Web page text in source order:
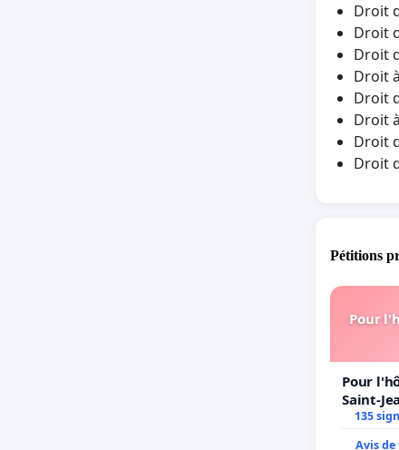
Droit
Droit
Droit
Droit
Droit
Droit
Droit
Droit
Pétitions
Pour
Pour
Saint-
135
Avis